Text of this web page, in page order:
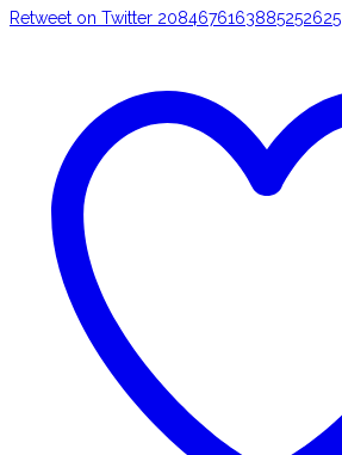
Retweet on Twitter 2084676163885252625